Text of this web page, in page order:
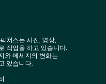
쳐스는 사진, 영상,
작업을 하고 있습니다.
와 메세지의 변화는
있습니다.